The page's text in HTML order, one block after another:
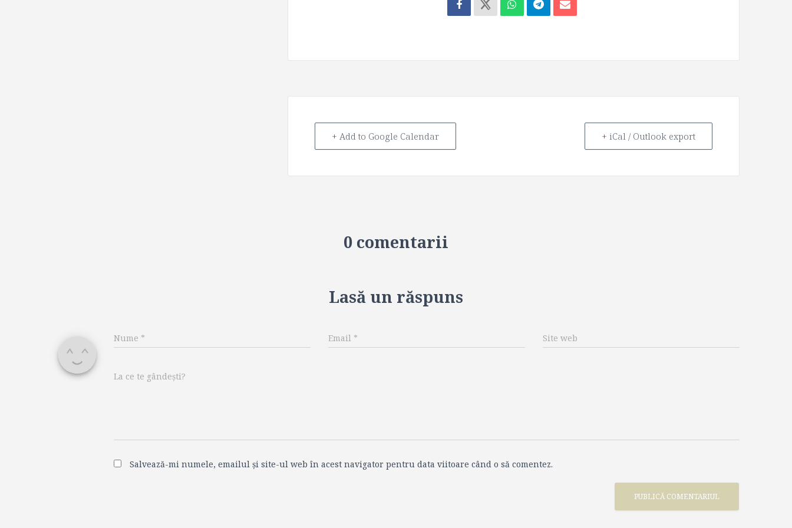
+ Add to Google Calendar + iCal / Outlook export
0 comentarii
Lasă un răspuns
Nume * Email * Site web
La ce te gândești?
Salvează-mi numele, emailul și site-ul web în acest navigator pentru data viitoare când o să comentez.